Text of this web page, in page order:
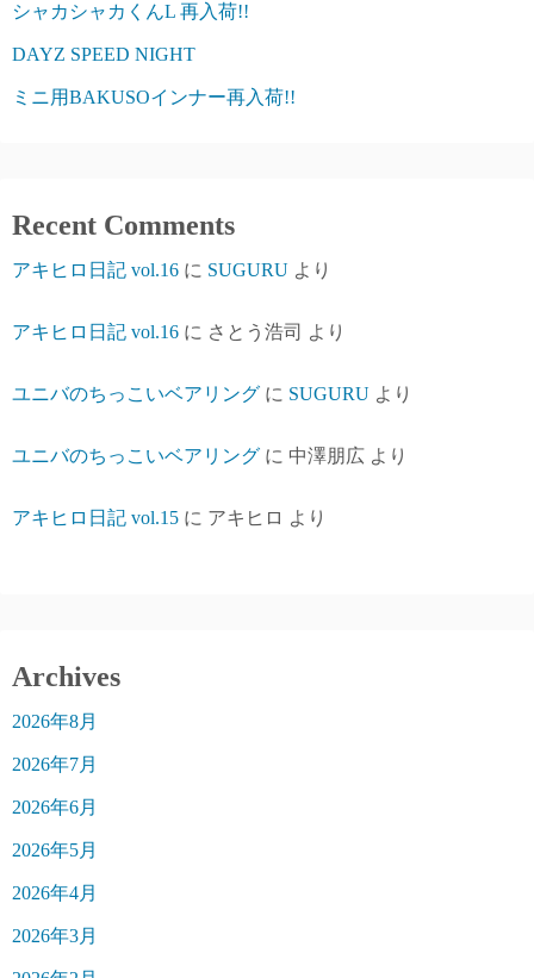
シャカシャカくんL 再入荷!!
DAYZ SPEED NIGHT
ミニ用BAKUSOインナー再入荷!!
Recent Comments
アキヒロ日記 vol.16 に SUGURU より
アキヒロ日記 vol.16 に さとう浩司 より
ユニバのちっこいベアリング に SUGURU より
ユニバのちっこいベアリング に 中澤朋広 より
アキヒロ日記 vol.15 に アキヒロ より
Archives
2026年8月
2026年7月
2026年6月
2026年5月
2026年4月
2026年3月